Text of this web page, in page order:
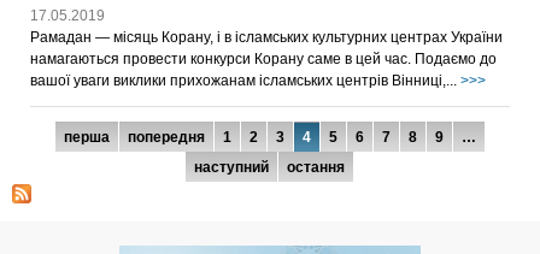
17.05.2019
Рамадан — місяць Корану, і в ісламських культурних центрах України
намагаються провести конкурси Корану саме в цей час. Подаємо до
вашої уваги виклики прихожанам ісламських центрів Вінниці,... >>>
Сторінки
перша попередня 1 2 3 4 5 6 7 8 9
…
наступний
остання